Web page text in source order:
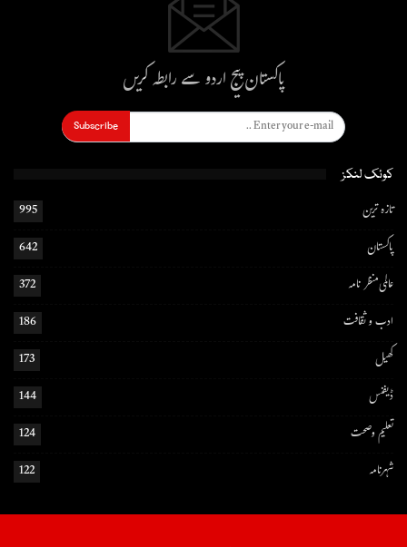
پاکستان پیج اردو سے رابطہ کریں
Subscribe
کوئک لنکز
تازہ ترین
995
پاکستان
642
عالمی منظر نامہ
372
ادب و ثقافت
186
کھیل
173
ڈیفنس
144
تعلیم و صحت
124
شہرنامہ
122